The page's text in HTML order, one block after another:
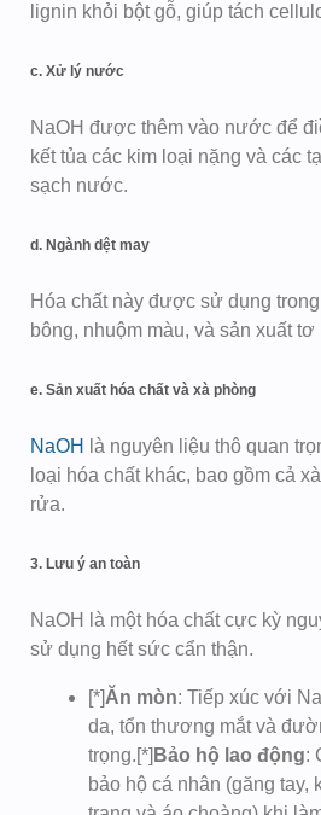
lignin khỏi bột gỗ, giúp tách
c. Xử lý nước
NaOH được thêm vào nước để
kết tủa các kim loại nặng và các
sạch nước.
d. Ngành dệt may
Hóa chất này được sử dụng
bông, nhuộm màu, và sản xuất tơ
e. Sản xuất hóa chất và xà phòng
NaOH
là nguyên liệu thô quan
loại hóa chất khác, bao gồm cả
rửa.
3. Lưu ý an toàn
NaOH là một hóa chất cực kỳ
sử dụng hết sức cẩn thận.
[*]Ăn mòn: Tiếp xúc với
da, tổn thương mắt và
trọng.[*] Bảo hộ lao động:
bảo hộ cá nhân (găng tay,